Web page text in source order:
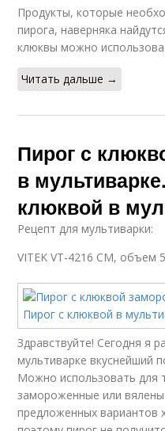
Продукты, которые
пирога, наверняка
клюквы можно
Читать дальше →
Пирог с
в
клюквой в
Рецепт для мультиварки:
VITEK VT-4216 CM, объем
Здравствуйте! Сегодня я
мультиварке вкуснейший
Можно использовать для
замороженные или
предложенных вариантов